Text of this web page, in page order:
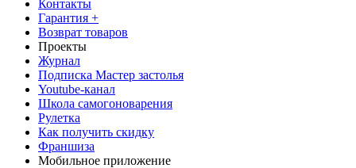
Контакты
Гарантия +
Возврат товаров
Проекты
Журнал
Подписка Мастер застолья
Youtube-канал
Школа самогоноварения
Рулетка
Как получить скидку
Франшиза
Мобильное приложение